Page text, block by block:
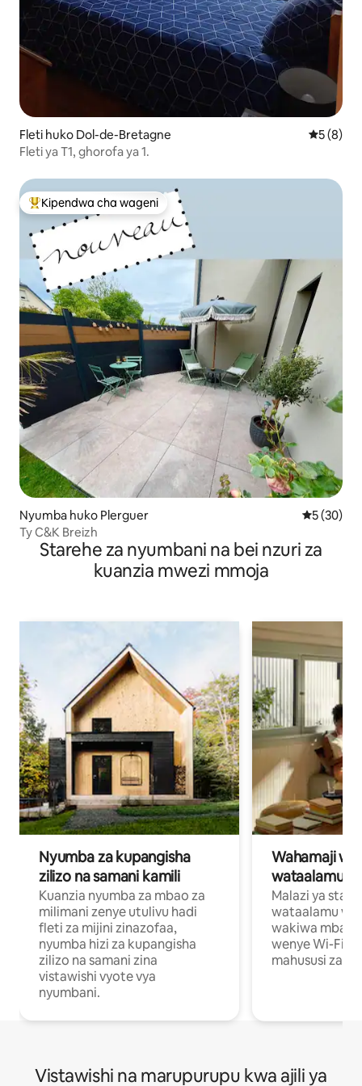
Fleti huko Dol-de-Bretagne
5 (8)
Fleti ya T1, ghorofa ya 1.
Kipendwa maarufu cha wageni
Kipendwa cha wageni
Nyumba huko Plerguer Ukadiriaji
5 (30)
Ty C&K Breizh
Starehe za nyumbani na bei nzuri za
kuanzia mwezi mmoja
Nyumba za kupangisha
zilizo na samani kamili
Kuanzia nyumba za mbao za
milimani zenye utulivu hadi
fleti za mijini zinazofaa,
nyumba hizi za kupangisha
zilizo na samani zina
vistawishi vyote vya
nyumbani.
Wahamaji
wataalamu
Malazi ya
wataalamu
wakiwa mbali
wenye Wi-Fi
mahususi za
Vistawishi na marupurupu kwa ajili ya